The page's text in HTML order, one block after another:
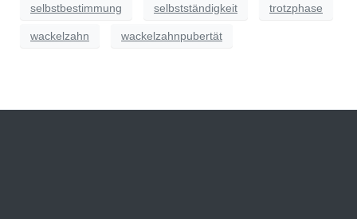
selbstbestimmung selbstständigkeit trotzphase
wackelzahn wackelzahnpubertät